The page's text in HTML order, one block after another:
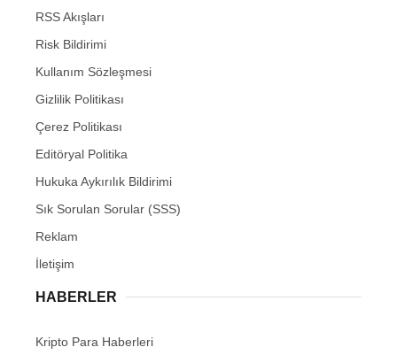
RSS Akışları
Risk Bildirimi
Kullanım Sözleşmesi
Gizlilik Politikası
Çerez Politikası
Editöryal Politika
Hukuka Aykırılık Bildirimi
Sık Sorulan Sorular (SSS)
Reklam
İletişim
HABERLER
Kripto Para Haberleri